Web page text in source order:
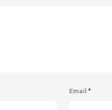
Email *